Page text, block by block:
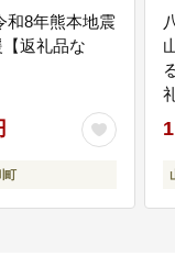
和8年熊本地震
返礼品な
町